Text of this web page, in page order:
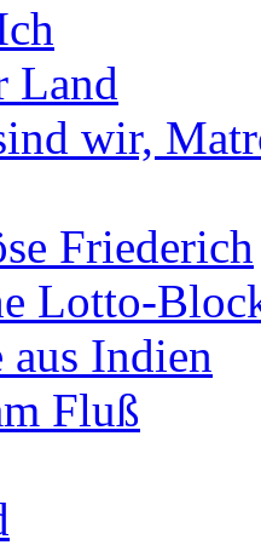
Land
wir,
Friederich
Lotto-
aus Indien
Fluß